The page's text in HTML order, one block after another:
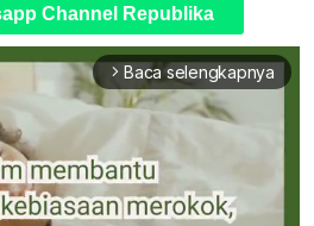
Channel Republika
arrow_forward_ios Baca selengkapnya